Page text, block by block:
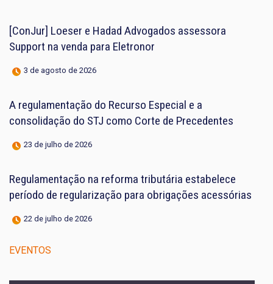
[ConJur] Loeser e Hadad Advogados assessora
Support na venda para Eletronor
3 de agosto de 2026
A regulamentação do Recurso Especial e a
consolidação do STJ como Corte de Precedentes
23 de julho de 2026
Regulamentação na reforma tributária estabelece
período de regularização para obrigações acessórias
22 de julho de 2026
EVENTOS